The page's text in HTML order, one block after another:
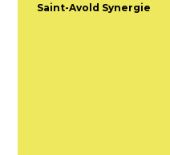
Saint-Avold Synergie